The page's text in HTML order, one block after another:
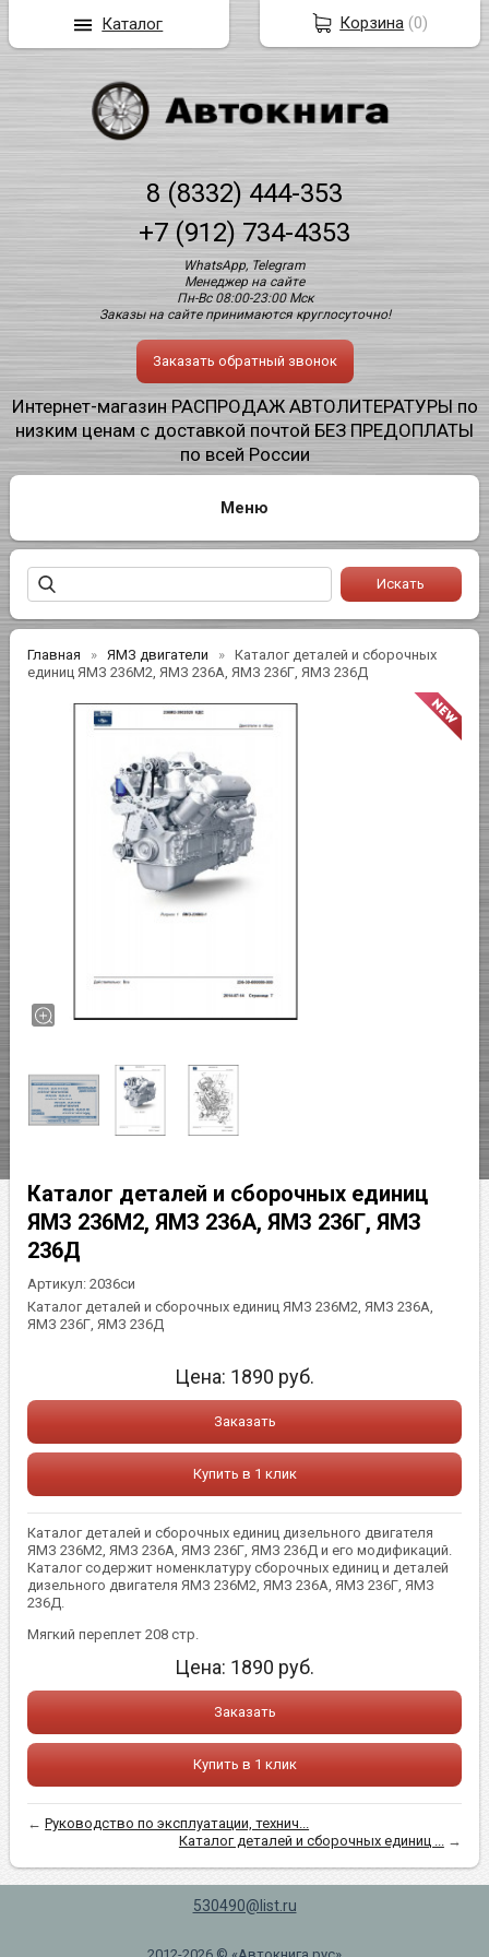
8 (8332) 444-353
+7 (912) 734-4353
WhatsApp, Telegram
Менеджер на сайте
Пн-Вс 08:00-23:00 Мск
Заказы на сайте принимаются круглосуточно!
Заказать обратный звонок
Интернет-магазин РАСПРОДАЖ АВТОЛИТЕРАТУРЫ по
низким ценам с доставкой почтой БЕЗ ПРЕДОПЛАТЫ
по всей России
Главная ЯМЗ двигатели
Каталог деталей и сборочных
единиц ЯМЗ 236М2, ЯМЗ 236А, ЯМЗ 236Г, ЯМЗ 236Д
Каталог деталей и сборочных единиц
ЯМЗ 236М2, ЯМЗ 236А, ЯМЗ 236Г, ЯМЗ
236Д
Артикул:2036си
Каталог деталей и сборочных единиц ЯМЗ 236М2, ЯМЗ 236А,
ЯМЗ 236Г, ЯМЗ 236Д
Цена: 1890 руб.
Заказать
Купить в 1 клик
Каталог деталей и сборочных единиц дизельного двигателя
ЯМЗ 236М2, ЯМЗ 236А, ЯМЗ 236Г, ЯМЗ 236Д и его модификаций.
Каталог содержит номенклатуру сборочных единиц и деталей
дизельного двигателя ЯМЗ 236М2, ЯМЗ 236А, ЯМЗ 236Г, ЯМЗ
236Д.
Мягкий переплет 208 стр.
Цена: 1890 руб.
Заказать
Купить в 1 клик
←Руководство по эксплуатации, технич...
Каталог деталей и сборочных единиц ...
→
530490@list.ru
Корзина (0)
Каталог